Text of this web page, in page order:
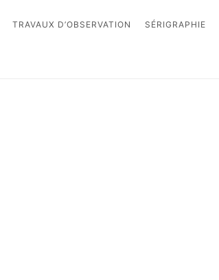
TRAVAUX D’OBSERVATION SÉRIGRAPHIE